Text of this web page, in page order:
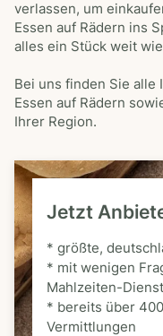
verlassen, um
Essen auf Rädern ins
alles ein Stück weit
Bei uns finden Sie alle
Essen auf Rädern
Ihrer Region.
Jetzt
* größte,
* mit wenigen
Mahlzeiten-Dienst
* bereits über
Vermittlungen